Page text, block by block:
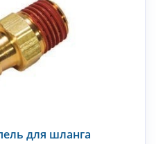
для шланга